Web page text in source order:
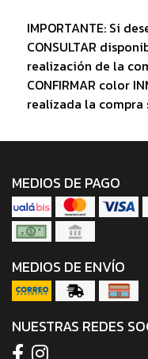
IMPORTANTE: Si
CONSULTAR
realización de la
CONFIRMAR color
realizada la compra
MEDIOS DE PAGO
MEDIOS DE ENVÍO
NUESTRAS REDES